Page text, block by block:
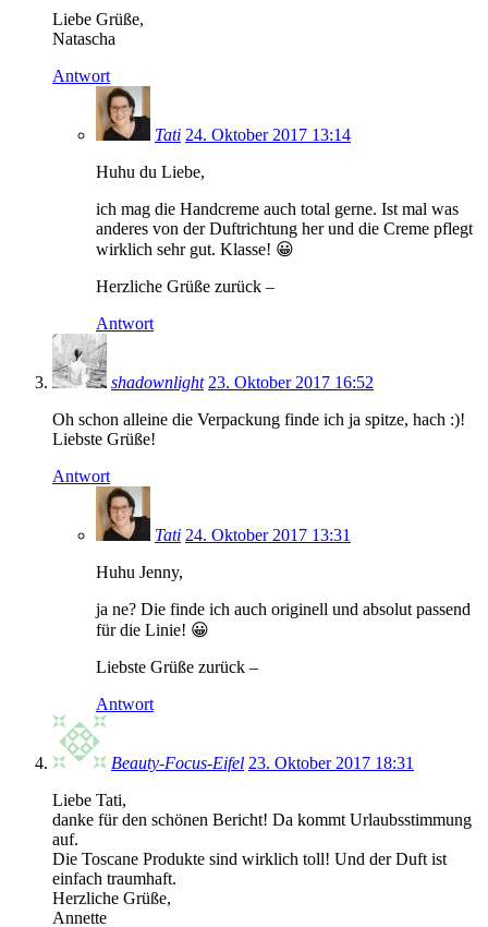
Liebe Grüße,
Natascha
Antwort
Tati 24. Oktober 2017 13:14
Huhu du Liebe,
ich mag die Handcreme auch total gerne. Ist mal was
anderes von der Duftrichtung her und die Creme pflegt
wirklich sehr gut. Klasse! 😀
Herzliche Grüße zurück –
Antwort
shadownlight 23. Oktober 2017 16:52
Oh schon alleine die Verpackung finde ich ja spitze, hach :)!
Liebste Grüße!
Antwort
Tati 24. Oktober 2017 13:31
Huhu Jenny,
ja ne? Die finde ich auch originell und absolut passend
für die Linie! 😀
Liebste Grüße zurück –
Antwort
Beauty-Focus-Eifel 23. Oktober 2017 18:31
Liebe Tati,
danke für den schönen Bericht! Da kommt Urlaubsstimmung
auf.
Die Toscane Produkte sind wirklich toll! Und der Duft ist
einfach traumhaft.
Herzliche Grüße,
Annette